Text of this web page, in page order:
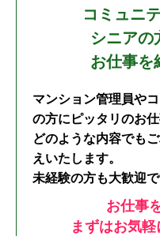
コミュニ
シニアの
お仕事を
マンション管理員や
の方にピッタリのお
どのような内容でも
えいたします。
未経験の方も大歓迎で
お仕事
まずはお気軽